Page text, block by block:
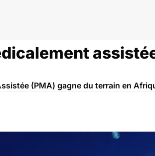
(PMA) gagne du terrain en